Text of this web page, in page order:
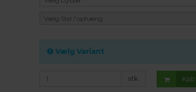
Vælg Stel / ophæng
Vælg Variant
stk. Køb